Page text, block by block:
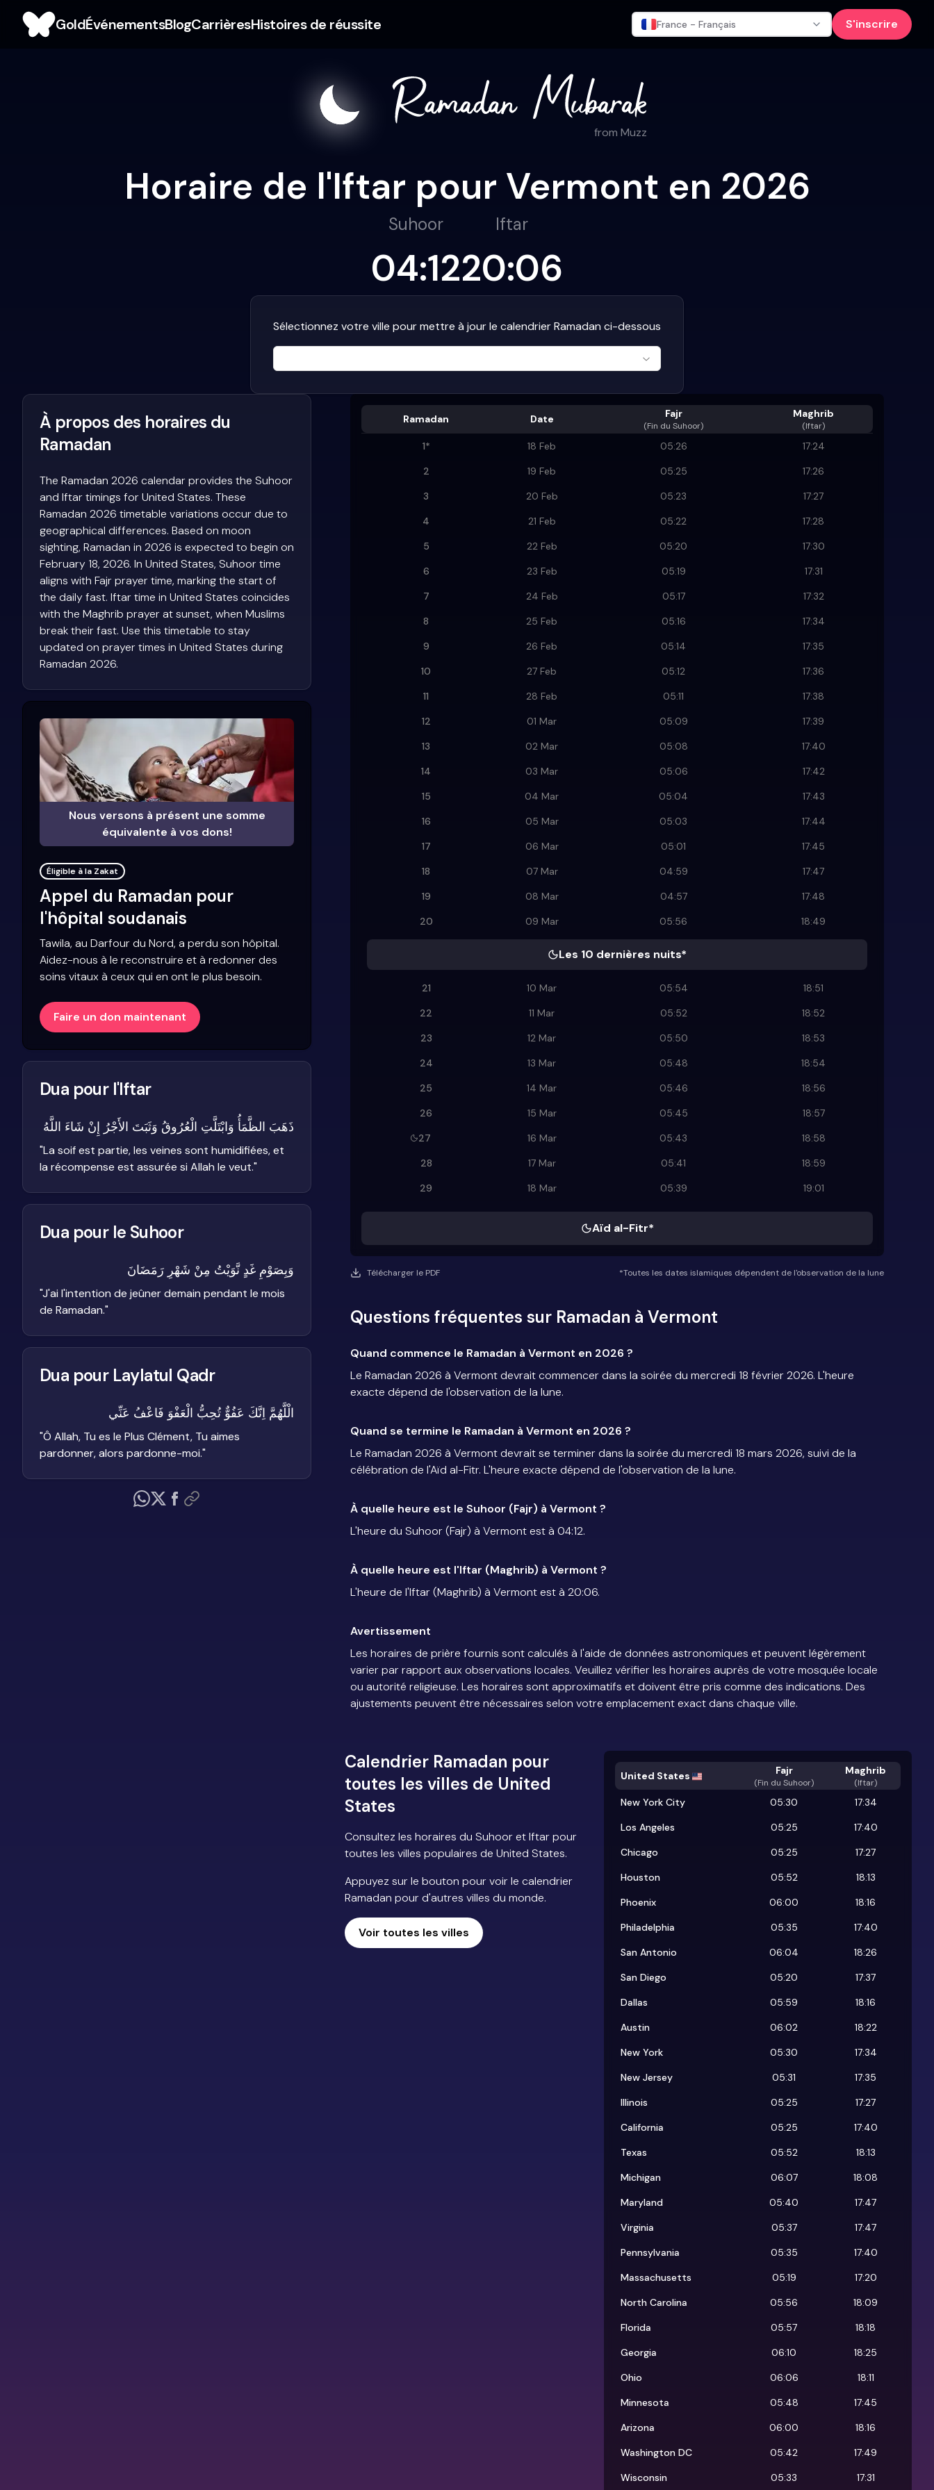
GoldÉvénementsBlogCarrièresHistoires de réussite France - Français S'inscrire
from Muzz
Horaire de l'Iftar pour Vermont en 2026
Suhoor
04:12
Iftar
20:06
Sélectionnez votre ville pour mettre à jour le calendrier Ramadan ci-dessous
Ramadan Date Fajr
(Fin du Suhoor)
Maghrib
(Iftar)
1* 18 Feb 05:26
17:24
2
19 Feb 05:25
17:26
3
20 Feb 05:23
17:27
4
21 Feb 05:22
17:28
5
22 Feb 05:20
17:30
6
23 Feb 05:19
17:31
7
24 Feb 05:17
17:32
8
25 Feb 05:16
17:34
9
26 Feb 05:14
17:35
10
27 Feb 05:12
17:36
11
28 Feb 05:11
17:38
12
01 Mar 05:09
17:39
13
02 Mar 05:08
17:40
14
03 Mar 05:06
17:42
15
04 Mar 05:04
17:43
16
05 Mar 05:03
17:44
17
06 Mar 05:01
17:45
18
07 Mar 04:59
17:47
19
08 Mar 04:57
17:48
20
09 Mar 05:56 18:49
Les 10 dernières nuits*
21 10 Mar 05:54
18:51
22
11 Mar 05:52
18:52
23
12 Mar 05:50
18:53
24
13 Mar 05:48
18:54
25
14 Mar 05:46
18:56
26
15 Mar 05:45
18:57
27
16 Mar 05:43
18:58
28
17 Mar 05:41
18:59
29
18 Mar 05:39 19:01
Aïd al-Fitr*
Télécharger le PDF *Toutes les dates islamiques dépendent de l'observation de la lune
Questions fréquentes sur Ramadan à Vermont
Quand commence le Ramadan à Vermont en 2026 ?
Le Ramadan 2026 à Vermont devrait commencer dans la soirée du mercredi 18 février 2026. L'heure
exacte dépend de l'observation de la lune.
Quand se termine le Ramadan à Vermont en 2026 ?
Le Ramadan 2026 à Vermont devrait se terminer dans la soirée du mercredi 18 mars 2026, suivi de la
célébration de l'Aïd al-Fitr. L'heure exacte dépend de l'observation de la lune.
À quelle heure est le Suhoor (Fajr) à Vermont ?
L'heure du Suhoor (Fajr) à Vermont est à 04:12.
À quelle heure est l'Iftar (Maghrib) à Vermont ?
L'heure de l'Iftar (Maghrib) à Vermont est à 20:06.
Avertissement
Les horaires de prière fournis sont calculés à l'aide de données astronomiques et peuvent légèrement
varier par rapport aux observations locales. Veuillez vérifier les horaires auprès de votre mosquée locale
ou autorité religieuse. Les horaires sont approximatifs et doivent être pris comme des indications. Des
ajustements peuvent être nécessaires selon votre emplacement exact dans chaque ville.
Calendrier Ramadan pour
toutes les villes de United
States
Consultez les horaires du Suhoor et Iftar pour
toutes les villes populaires de United States.
Appuyez sur le bouton pour voir le calendrier
Ramadan pour d'autres villes du monde.
Voir toutes les villes
United States Fajr
(Fin du Suhoor)
Maghrib
(Iftar)
New York City 05:30
17:34
Los Angeles
05:25
17:40
Chicago
05:25
17:27
Houston
05:52
18:13
Phoenix
06:00
18:16
Philadelphia
05:35
17:40
San Antonio
06:04
18:26
San Diego
05:20
17:37
Dallas
05:59
18:16
Austin
06:02
18:22
New York
05:30
17:34
New Jersey
05:31
17:35
Illinois
05:25
17:27
California
05:25
17:40
Texas
05:52
18:13
Michigan
06:07
18:08
Maryland
05:40
17:47
Virginia
05:37
17:47
Pennsylvania
05:35
17:40
Massachusetts
05:19
17:20
North Carolina
05:56
18:09
Florida
05:57
18:18
Georgia
06:10
18:25
Ohio
06:06
18:11
Minnesota
05:48
17:45
Arizona
06:00
18:16
Washington DC
05:42
17:49
Wisconsin
05:33 17:31
À propos des horaires du
Ramadan
The Ramadan 2026 calendar provides the Suhoor
and Iftar timings for United States. These
Ramadan 2026 timetable variations occur due to
geographical differences. Based on moon
sighting, Ramadan in 2026 is expected to begin on
February 18, 2026. In United States, Suhoor time
aligns with Fajr prayer time, marking the start of
the daily fast. Iftar time in United States coincides
with the Maghrib prayer at sunset, when Muslims
break their fast. Use this timetable to stay
updated on prayer times in United States during
Ramadan 2026.
Nous versons à présent une somme
équivalente à vos dons!
Éligible à la Zakat
Appel du Ramadan pour
l'hôpital soudanais
Tawila, au Darfour du Nord, a perdu son hôpital.
Aidez-nous à le reconstruire et à redonner des
soins vitaux à ceux qui en ont le plus besoin.
Faire un don maintenant
Dua pour l'Iftar
ذَهَبَ الظَّمَأُ وَابْتَلَّتِ الْعُرُوقُ وَثَبَتَ الأَجْرُ إِنْ شَاءَ اللَّهُ
"La soif est partie, les veines sont humidifiées, et
la récompense est assurée si Allah le veut."
Dua pour le Suhoor
وَبِصَوْمِ غَدٍ نَّوَيْتُ مِنْ شَهْرِ رَمَضَانَ
"J'ai l'intention de jeûner demain pendant le mois
de Ramadan."
Dua pour Laylatul Qadr
الْلَّهُمَّ اِنَّكَ عَفُوٌّ تُحِبُّ الْعَفْوَ فَاعْفُ عَنِّي
"Ô Allah, Tu es le Plus Clément, Tu aimes
pardonner, alors pardonne-moi."